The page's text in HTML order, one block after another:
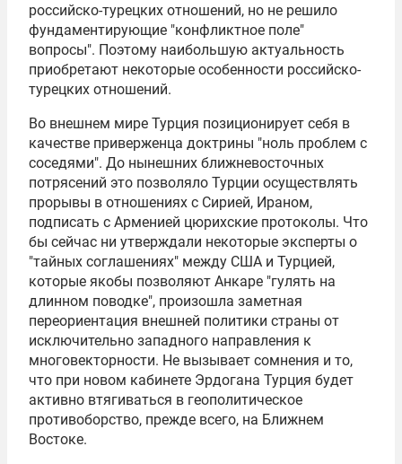
российско-турецких отношений, но не решило
фундаментирующие "конфликтное поле"
вопросы". Поэтому наибольшую актуальность
приобретают некоторые особенности российско-
турецких отношений.
Во внешнем мире Турция позиционирует себя в
качестве приверженца доктрины "ноль проблем с
соседями". До нынешних ближневосточных
потрясений это позволяло Турции осуществлять
прорывы в отношениях с Сирией, Ираном,
подписать с Арменией цюрихские протоколы. Что
бы сейчас ни утверждали некоторые эксперты о
"тайных соглашениях" между США и Турцией,
которые якобы позволяют Анкаре "гулять на
длинном поводке", произошла заметная
переориентация внешней политики страны от
исключительно западного направления к
многовекторности. Не вызывает сомнения и то,
что при новом кабинете Эрдогана Турция будет
активно втягиваться в геополитическое
противоборство, прежде всего, на Ближнем
Востоке.